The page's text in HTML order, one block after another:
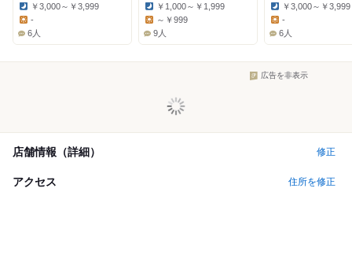
Dinner:
￥3,000～￥3,999
Lunch:
-
6人
Dinner:
￥1,000～￥1,999
Lunch:
～￥999
9人
Dinner:
￥3,000～￥3,999
Lunch:
-
6人
広告を非表示
店舗情報（詳細） 修正
アクセス 住所を修正